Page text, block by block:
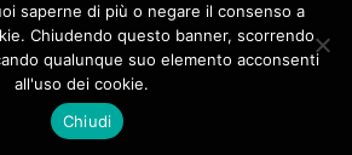
saperne di più o negare il consenso a
Chiudendo questo banner, scorrendo
qualunque suo elemento acconsenti
all'uso dei cookie.
Chiudi